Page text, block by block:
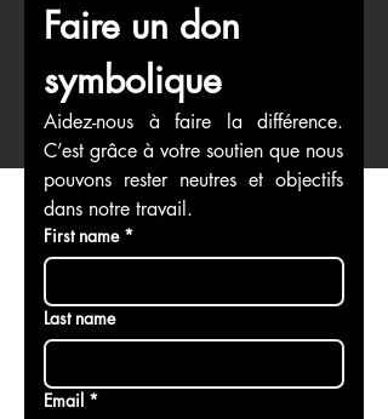
Faire un don
symbolique
Aidez-nous à faire la différence.
C’est grâce à votre soutien que nous
pouvons rester neutres et objectifs
dans notre travail.
First name *
Last name
Email *